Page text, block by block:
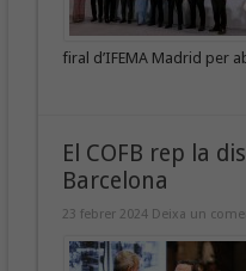
firal d’IFEMA Madrid per
El COFB rep la
Barcelona
23 febrer 2024 Deixa un